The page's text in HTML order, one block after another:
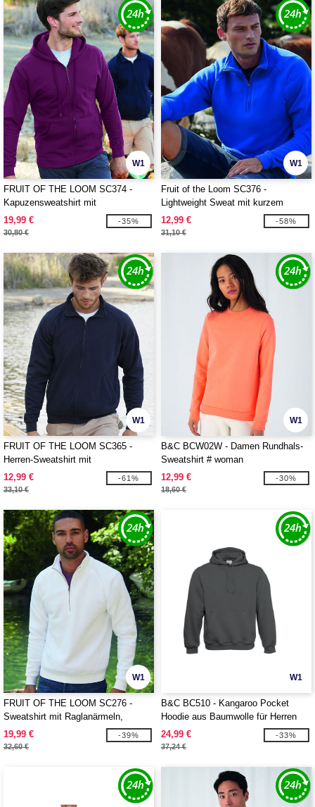
W1
FRUIT OF THE LOOM SC374 -
Kapuzensweatshirt mit
durchgehendem Reißverschluss 280
19,99 €
30,80 €
-35%
W1
Fruit of the Loom SC376 -
Lightweight Sweat mit kurzem
Reißverschluss
12,99 €
31,10 €
-58%
W1
FRUIT OF THE LOOM SC365 -
Herren-Sweatshirt mit
durchgehendem Reißverschluss
12,99 €
33,10 €
-61%
W1
B&C BCW02W - Damen Rundhals-
Sweatshirt # woman
12,99 €
18,60 €
-30%
W1
FRUIT OF THE LOOM SC276 -
Sweatshirt mit Raglanärmeln,
Kragen mit Reißverschluss
19,99 €
32,60 €
-39%
W1
B&C BC510 - Kangaroo Pocket
Hoodie aus Baumwolle für Herren
24,99 €
37,24 €
-33%